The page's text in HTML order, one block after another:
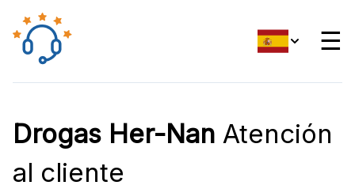
☰
Drogas Her-Nan Atención
al cliente